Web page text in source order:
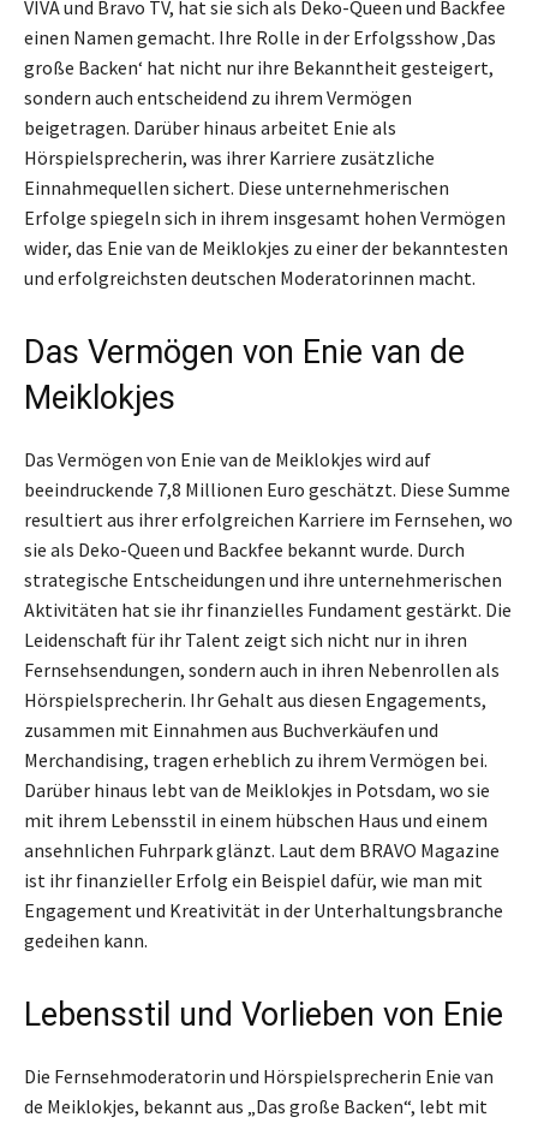
VIVA und Bravo TV, hat sie sich als Deko-Queen und Backfee
einen Namen gemacht. Ihre Rolle in der Erfolgsshow ‚Das
große Backen‘ hat nicht nur ihre Bekanntheit gesteigert,
sondern auch entscheidend zu ihrem Vermögen
beigetragen. Darüber hinaus arbeitet Enie als
Hörspielsprecherin, was ihrer Karriere zusätzliche
Einnahmequellen sichert. Diese unternehmerischen
Erfolge spiegeln sich in ihrem insgesamt hohen Vermögen
wider, das Enie van de Meiklokjes zu einer der bekanntesten
und erfolgreichsten deutschen Moderatorinnen macht.
Das Vermögen von Enie van de
Meiklokjes
Das Vermögen von Enie van de Meiklokjes wird auf
beeindruckende 7,8 Millionen Euro geschätzt. Diese Summe
resultiert aus ihrer erfolgreichen Karriere im Fernsehen, wo
sie als Deko-Queen und Backfee bekannt wurde. Durch
strategische Entscheidungen und ihre unternehmerischen
Aktivitäten hat sie ihr finanzielles Fundament gestärkt. Die
Leidenschaft für ihr Talent zeigt sich nicht nur in ihren
Fernsehsendungen, sondern auch in ihren Nebenrollen als
Hörspielsprecherin. Ihr Gehalt aus diesen Engagements,
zusammen mit Einnahmen aus Buchverkäufen und
Merchandising, tragen erheblich zu ihrem Vermögen bei.
Darüber hinaus lebt van de Meiklokjes in Potsdam, wo sie
mit ihrem Lebensstil in einem hübschen Haus und einem
ansehnlichen Fuhrpark glänzt. Laut dem BRAVO Magazine
ist ihr finanzieller Erfolg ein Beispiel dafür, wie man mit
Engagement und Kreativität in der Unterhaltungsbranche
gedeihen kann.
Lebensstil und Vorlieben von Enie
Die Fernsehmoderatorin und Hörspielsprecherin Enie van
de Meiklokjes, bekannt aus „Das große Backen“, lebt mit